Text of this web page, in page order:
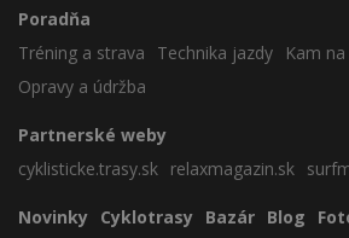
Poradňa
Tréning a strava
Technika jazdy
Kam
Opravy a údržba
Partnerské weby
cyklisticke.trasy.sk relaxmagazin.sk
Novinky Cyklotrasy Bazár Blog